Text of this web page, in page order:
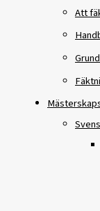
Att